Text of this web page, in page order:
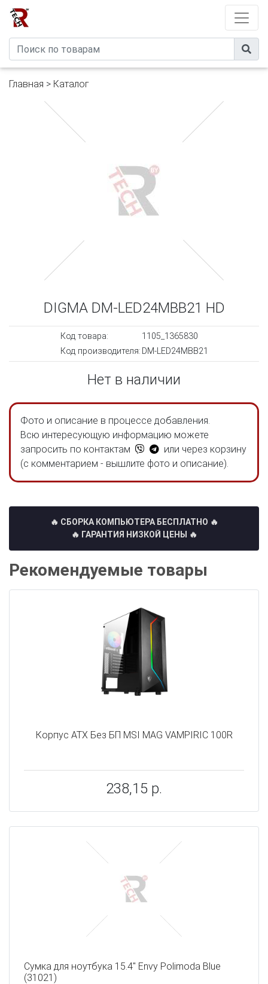
Главная > Каталог
DIGMA DM-LED24MBB21 HD
Код товара:
1105_1365830
Код производителя: DM-LED24MBB21
Нет в наличии
Фото и описание в процессе добавления.
Всю интересующую информацию можете
запросить по контактам
или через корзину
(с комментарием - вышлите фото и описание).
🔥 СБОРКА КОМПЬЮТЕРА БЕСПЛАТНО 🔥
🔥 ГАРАНТИЯ НИЗКОЙ ЦЕНЫ 🔥
Рекомендуемые товары
Корпус ATX Без БП MSI MAG VAMPIRIC 100R
238,15 р.
Сумка для ноутбука 15.4" Envy Polimoda Blue
(31021)